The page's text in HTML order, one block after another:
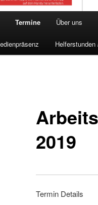
Termine Über uns
2019
Termin Details